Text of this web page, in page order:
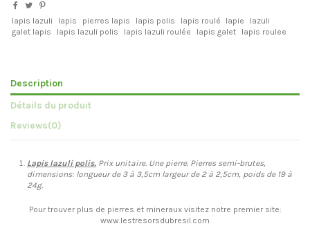
lapis lazuli lapis pierres lapis lapis polis lapis roulé lapie
lazuli
galet lapis
lapis lazuli polis lapis lazuli roulée lapis galet lapis roulee
Description
Détails du produit
Reviews(0)
Lapis lazuli polis. Prix unitaire. Une pierre. Pierres semi-brutes,
dimensions: longueur de 3 à 3,5cm largeur de 2 à 2,5cm, poids de 19 à
24g.
Pour trouver plus de pierres et mineraux visitez notre premier site:
www.lestresorsdubresil.com